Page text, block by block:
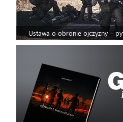
Ustawa o obronie ojczyzny –